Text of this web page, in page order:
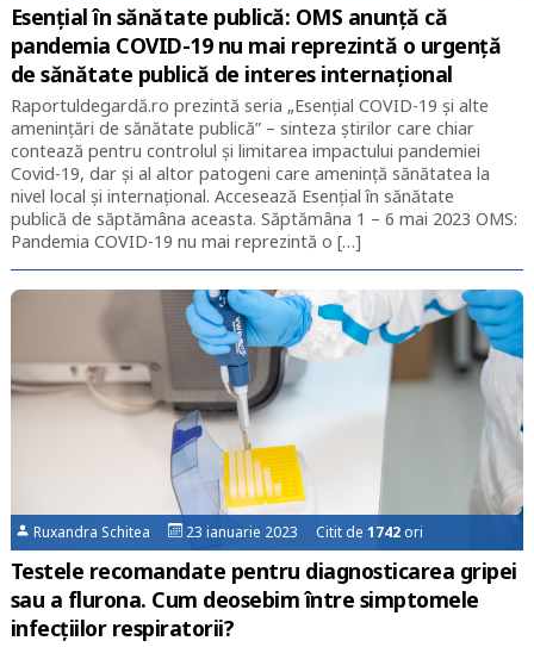
Esențial în sănătate publică: OMS anunță că
pandemia COVID-19 nu mai reprezintă o urgență
de sănătate publică de interes internațional
Raportuldegardă.ro prezintă seria „Esențial COVID-19 și alte
amenințări de sănătate publică” – sinteza știrilor care chiar
contează pentru controlul și limitarea impactului pandemiei
Covid-19, dar și al altor patogeni care amenință sănătatea la
nivel local și internațional. Accesează Esențial în sănătate
publică de săptămâna aceasta. Săptămâna 1 – 6 mai 2023 OMS:
Pandemia COVID-19 nu mai reprezintă o […]
Ruxandra Schitea 23 ianuarie 2023 Citit de1742 ori
Testele recomandate pentru diagnosticarea gripei
sau a flurona. Cum deosebim între simptomele
infecțiilor respiratorii?